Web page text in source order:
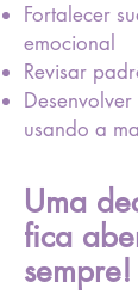
Fortalecer
emocional
Revisar
usando a
Uma
fica
sempre!